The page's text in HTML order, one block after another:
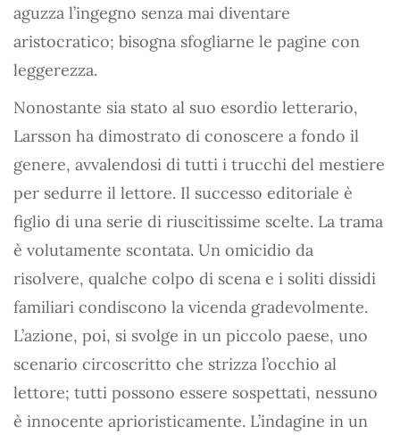
aguzza l’ingegno senza mai diventare
aristocratico; bisogna sfogliarne le pagine con
leggerezza.
Nonostante sia stato al suo esordio letterario,
Larsson ha dimostrato di conoscere a fondo il
genere, avvalendosi di tutti i trucchi del mestiere
per sedurre il lettore. Il successo editoriale è
figlio di una serie di riuscitissime scelte. La trama
è volutamente scontata. Un omicidio da
risolvere, qualche colpo di scena e i soliti dissidi
familiari condiscono la vicenda gradevolmente.
L’azione, poi, si svolge in un piccolo paese, uno
scenario circoscritto che strizza l’occhio al
lettore; tutti possono essere sospettati, nessuno
è innocente aprioristicamente. L’indagine in un